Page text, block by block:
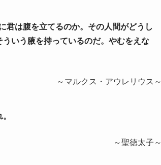
君は腹を立てるのか。その人間がどうし
いう腋を持っているのだ。やむをえな
～マルクス・アウレリウス～
～聖徳太子～